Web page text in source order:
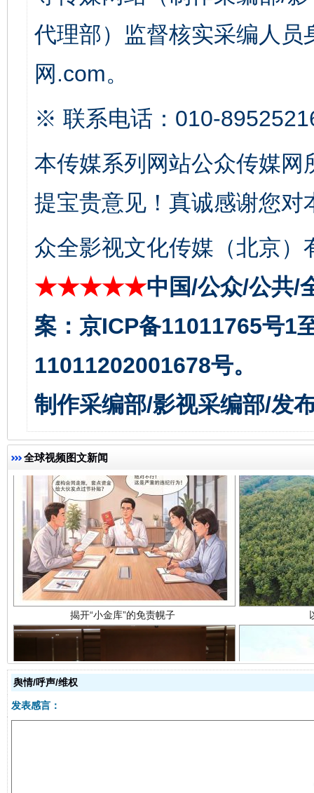
代理部）监督核实采编人员
网.com。
※ 联系电话：010-
本传媒系列网站公众传媒
提宝贵意见！真诚感谢您
众全影视文化传媒（北京）
★★★★★中国/公众/公共/
案：京ICP备11011765号1
11011202001678号。
制作采编部/影视采编部/发
全球视频图文新闻
东山县通报“牛蛙产品抗生素超标问题”
千年窑火 生生不息 一
揭开“小金库”的免责幌子
舆情/呼声/维权
发表感言：